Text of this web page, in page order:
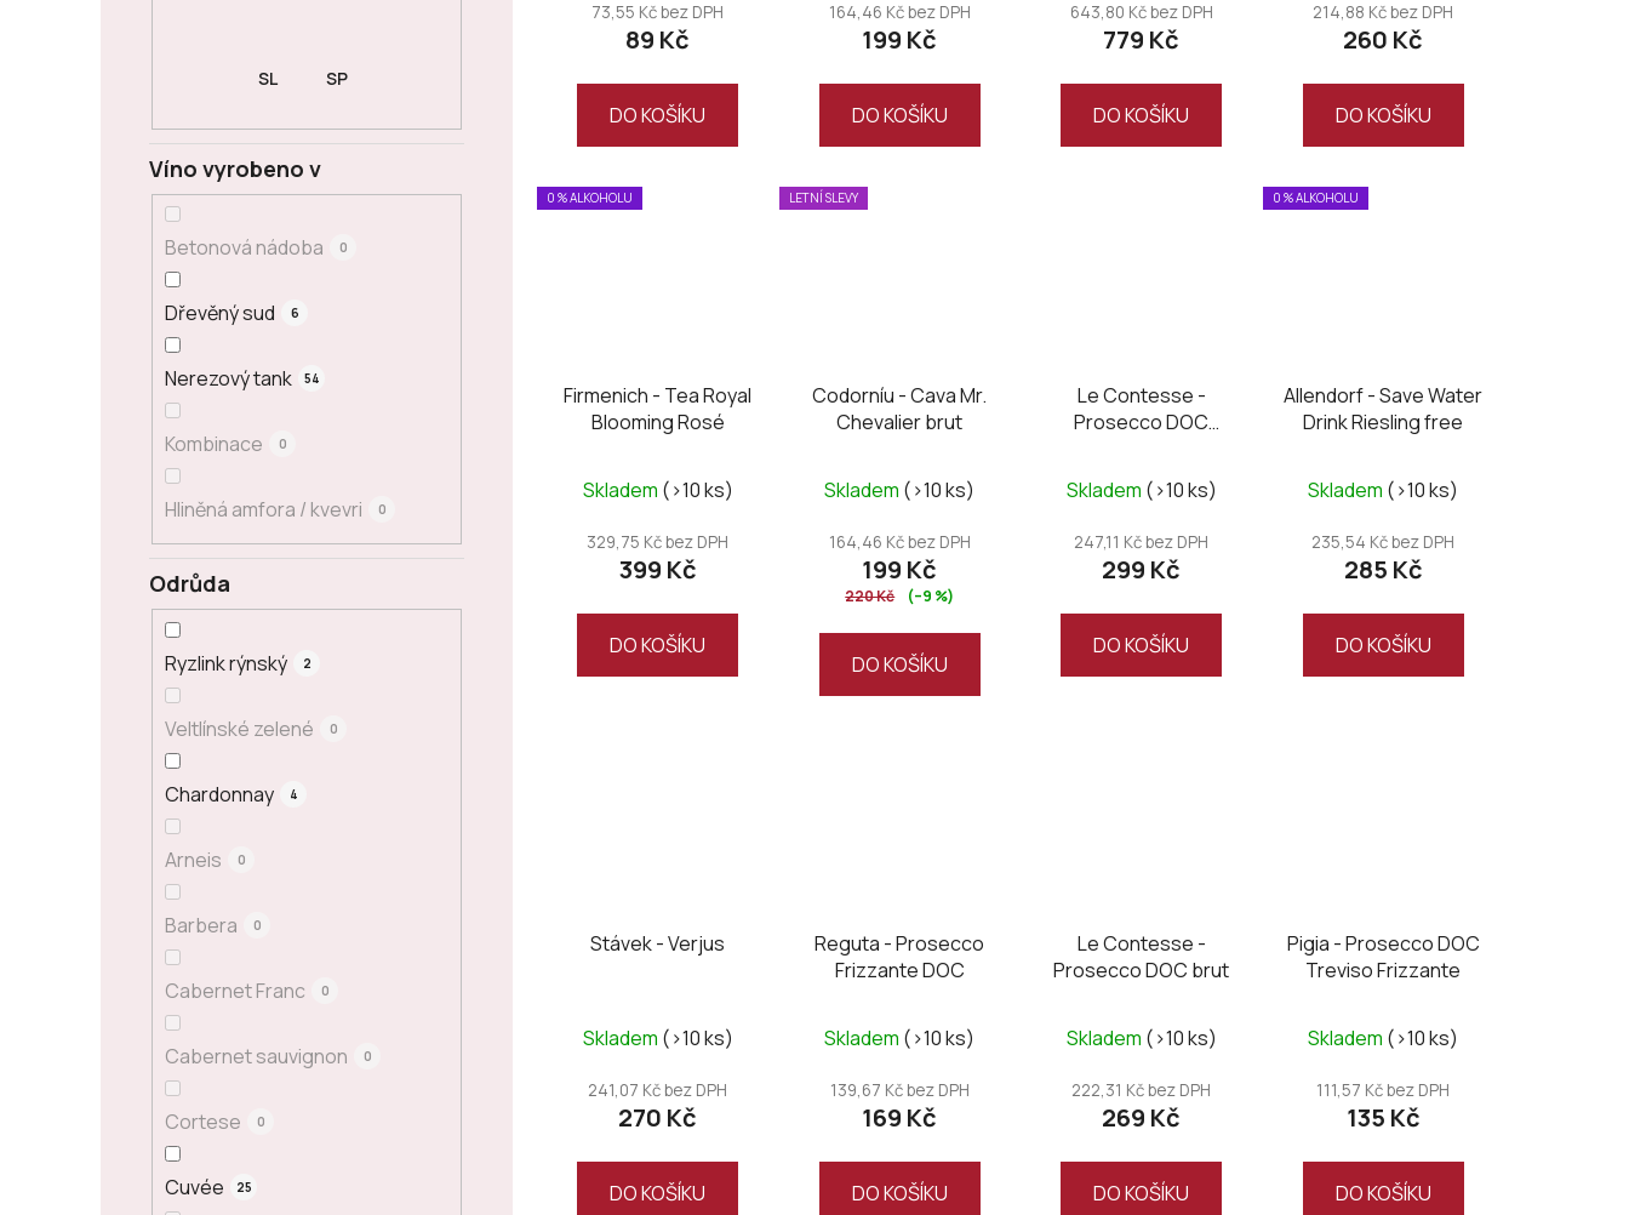
Odrůda
Ryzlink rýnský 2
Veltlínské zelené 0
Chardonnay 4
Arneis 0
Barbera 0
Cabernet Franc 0
Cabernet sauvignon 0
Cortese 0
Cuvée 25
Víno vyrobeno v
Betonová nádoba 0
Dřevěný sud 6
Nerezový tank 54
Kombinace 0
Hliněná amfora / kvevri 0
73,55 Kč bez DPH
89 Kč
DO KOŠÍKU
164,46 Kč bez DPH
199 Kč
DO KOŠÍKU
643,80 Kč bez DPH
779 Kč
DO KOŠÍKU
214,88 Kč bez DPH
260 Kč
DO KOŠÍKU
0 % ALKOHOLU
Firmenich - Tea Royal
Blooming Rosé
Skladem (>10 ks)
329,75 Kč bez DPH
399 Kč
DO KOŠÍKU
LETNÍ SLEVY
Codorníu - Cava Mr.
Chevalier brut
Skladem (>10 ks)
164,46 Kč bez DPH
199 Kč
220 Kč (–9 %)
DO KOŠÍKU
Le Contesse -
Prosecco DOC
Skladem (>10 ks)
247,11 Kč bez DPH
299 Kč
DO KOŠÍKU
0 % ALKOHOLU
Allendorf - Save Water
Drink Riesling free
Skladem (>10 ks)
235,54 Kč bez DPH
285 Kč
DO KOŠÍKU
Stávek - Verjus
Skladem (>10 ks)
241,07 Kč bez DPH
270 Kč
DO KOŠÍKU
Reguta - Prosecco
Frizzante DOC
Skladem (>10 ks)
139,67 Kč bez DPH
169 Kč
DO KOŠÍKU
Le Contesse -
Prosecco DOC brut
Skladem (>10 ks)
222,31 Kč bez DPH
269 Kč
DO KOŠÍKU
Pigia - Prosecco DOC
Treviso Frizzante
Skladem (>10 ks)
111,57 Kč bez DPH
135 Kč
DO KOŠÍKU